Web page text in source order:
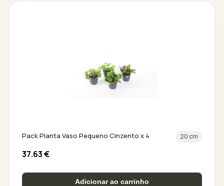
Pack Planta Vaso Pequeno Cinzento x 4 20 cm
37.63€
Adicionar ao carrinho